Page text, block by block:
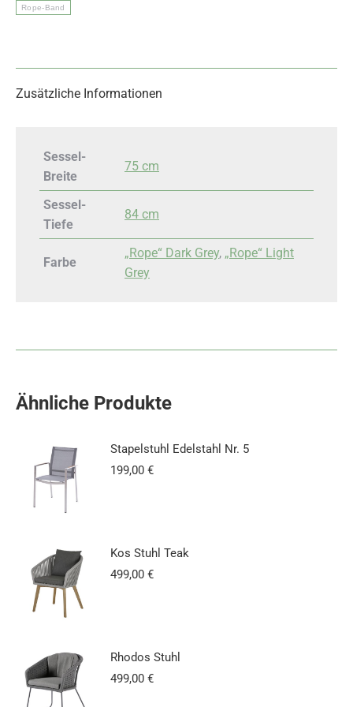
Rope-Band
Zusätzliche Informationen
Sessel-
Breite
75 cm
Sessel-
Tiefe
84 cm
Farbe
„Rope“ Dark Grey, „Rope“ Light
Grey
Ähnliche Produkte
Stapelstuhl Edelstahl Nr. 5
199,00 €
Kos Stuhl Teak
499,00 €
Rhodos Stuhl
499,00 €